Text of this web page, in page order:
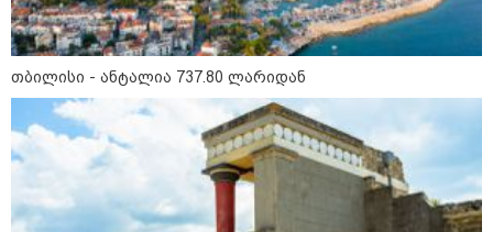
სამართალი
თბილისი - ანტალია 737.80 ლარიდან